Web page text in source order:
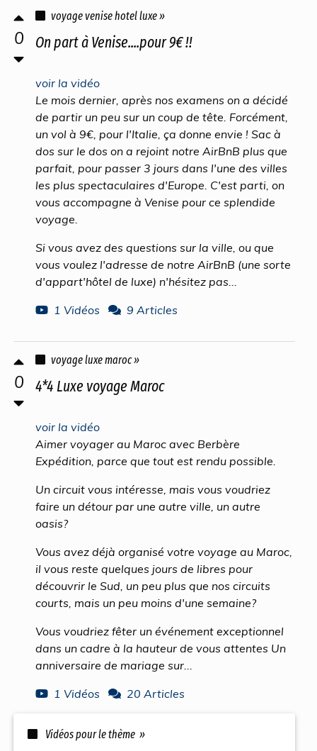
0
voyage venise hotel luxe »
On part à Venise....pour 9€ !!
voir la vidéo
Le mois dernier, après nos examens on a décidé
de partir un peu sur un coup de tête. Forcément,
un vol à 9€, pour l'Italie, ça donne envie ! Sac à
dos sur le dos on a rejoint notre AirBnB plus que
parfait, pour passer 3 jours dans l'une des villes
les plus spectaculaires d'Europe. C'est parti, on
vous accompagne à Venise pour ce splendide
voyage.
Si vous avez des questions sur la ville, ou que
vous voulez l'adresse de notre AirBnB (une sorte
d'appart'hôtel de luxe) n'hésitez pas...
1 Vidéos
9 Articles
0
voyage luxe maroc »
4*4 Luxe voyage Maroc
voir la vidéo
Aimer voyager au Maroc avec Berbère
Expédition, parce que tout est rendu possible.
Un circuit vous intéresse, mais vous voudriez
faire un détour par une autre ville, un autre
oasis?
Vous avez déjà organisé votre voyage au Maroc,
il vous reste quelques jours de libres pour
découvrir le Sud, un peu plus que nos circuits
courts, mais un peu moins d'une semaine?
Vous voudriez fêter un événement exceptionnel
dans un cadre à la hauteur de vous attentes Un
anniversaire de mariage sur...
1 Vidéos
20 Articles
Vidéos pour le thème »